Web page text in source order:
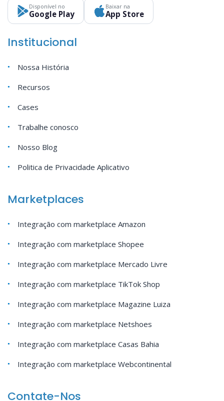
Disponível no
Google Play
Baixar na
App Store
Institucional
Nossa História
Recursos
Cases
Trabalhe conosco
Nosso Blog
Politica de Privacidade Aplicativo
Marketplaces
Integração com marketplace Amazon
Integração com marketplace Shopee
Integração com marketplace Mercado Livre
Integração com marketplace TikTok Shop
Integração com marketplace Magazine Luiza
Integração com marketplace Netshoes
Integração com marketplace Casas Bahia
Integração com marketplace Webcontinental
Contate-Nos